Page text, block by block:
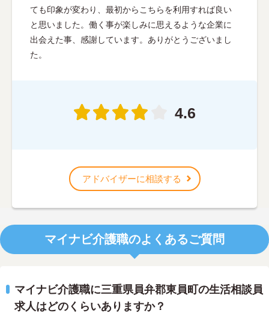
ても印象が変わり、最初からこちらを利用すれば良い
と思いました。働く事が楽しみに思えるような企業に
出会えた事、感謝しています。ありがとうございまし
た。
4.6
アドバイザーに相談する
マイナビ介護職のよくあるご質問
マイナビ介護職に三重県員弁郡東員町の生活相談員
求人はどのくらいありますか？